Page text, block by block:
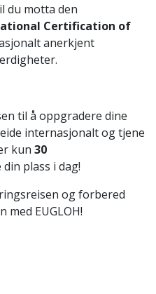
du motta den
Certification of
anerkjent
til å oppgradere dine
internasjonalt og tjene
kun 30
plass i dag!
og forbered
med EUGLOH!